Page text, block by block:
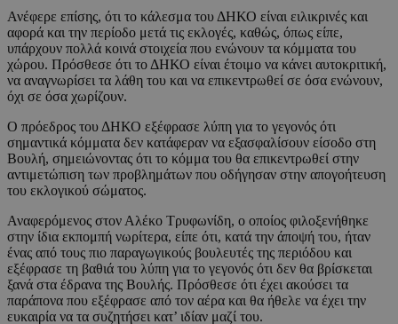
Ανέφερε επίσης, ότι το κάλεσμα του ΔΗΚΟ είναι ειλικρινές και
αφορά και την περίοδο μετά τις εκλογές, καθώς, όπως είπε,
υπάρχουν πολλά κοινά στοιχεία που ενώνουν τα κόμματα του
χώρου. Πρόσθεσε ότι το ΔΗΚΟ είναι έτοιμο να κάνει αυτοκριτική,
να αναγνωρίσει τα λάθη του και να επικεντρωθεί σε όσα ενώνουν,
όχι σε όσα χωρίζουν.
Ο πρόεδρος του ΔΗΚΟ εξέφρασε λύπη για το γεγονός ότι
σημαντικά κόμματα δεν κατάφεραν να εξασφαλίσουν είσοδο στη
Βουλή, σημειώνοντας ότι το κόμμα του θα επικεντρωθεί στην
αντιμετώπιση των προβλημάτων που οδήγησαν στην απογοήτευση
του εκλογικού σώματος.
Αναφερόμενος στον Αλέκο Τρυφωνίδη, ο οποίος φιλοξενήθηκε
στην ίδια εκπομπή νωρίτερα, είπε ότι, κατά την άποψή του, ήταν
ένας από τους πιο παραγωγικούς βουλευτές της περιόδου και
εξέφρασε τη βαθιά του λύπη για το γεγονός ότι δεν θα βρίσκεται
ξανά στα έδρανα της Βουλής. Πρόσθεσε ότι έχει ακούσει τα
παράπονα που εξέφρασε από τον αέρα και θα ήθελε να έχει την
ευκαιρία να τα συζητήσει κατ’ ιδίαν μαζί του.